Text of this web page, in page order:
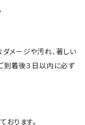
メージや汚れ、著しい
到着後３日以内に必ず
おります。